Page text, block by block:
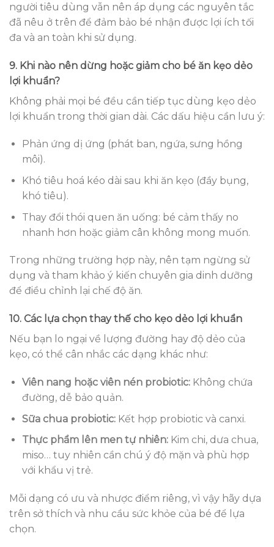
người tiêu dùng vẫn nên áp dụng các nguyên tắc
đã nêu ở trên để đảm bảo bé nhận được lợi ích tối
đa và an toàn khi sử dụng.
9. Khi nào nên dừng hoặc giảm cho bé ăn kẹo dẻo
lợi khuẩn?
Không phải mọi bé đều cần tiếp tục dùng kẹo dẻo
lợi khuẩn trong thời gian dài. Các dấu hiệu cần lưu ý:
Phản ứng dị ứng (phát ban, ngứa, sưng hồng
môi).
Khó tiêu hoá kéo dài sau khi ăn kẹo (đầy bụng,
khó tiêu).
Thay đổi thói quen ăn uống: bé cảm thấy no
nhanh hơn hoặc giảm cân không mong muốn.
Trong những trường hợp này, nên tạm ngừng sử
dụng và tham khảo ý kiến chuyên gia dinh dưỡng
để điều chỉnh lại chế độ ăn.
10. Các lựa chọn thay thế cho kẹo dẻo lợi khuẩn
Nếu bạn lo ngại về lượng đường hay độ dẻo của
kẹo, có thể cân nhắc các dạng khác như:
Viên nang hoặc viên nén probiotic:Không chứa
đường, dễ bảo quản.
Sữa chua probiotic:Kết hợp probiotic và canxi.
Thực phẩm lên men tự nhiên:Kim chi, dưa chua,
miso… tuy nhiên cần chú ý độ mặn và phù hợp
với khẩu vị trẻ.
Mỗi dạng có ưu và nhược điểm riêng, vì vậy hãy dựa
trên sở thích và nhu cầu sức khỏe của bé để lựa
chọn.